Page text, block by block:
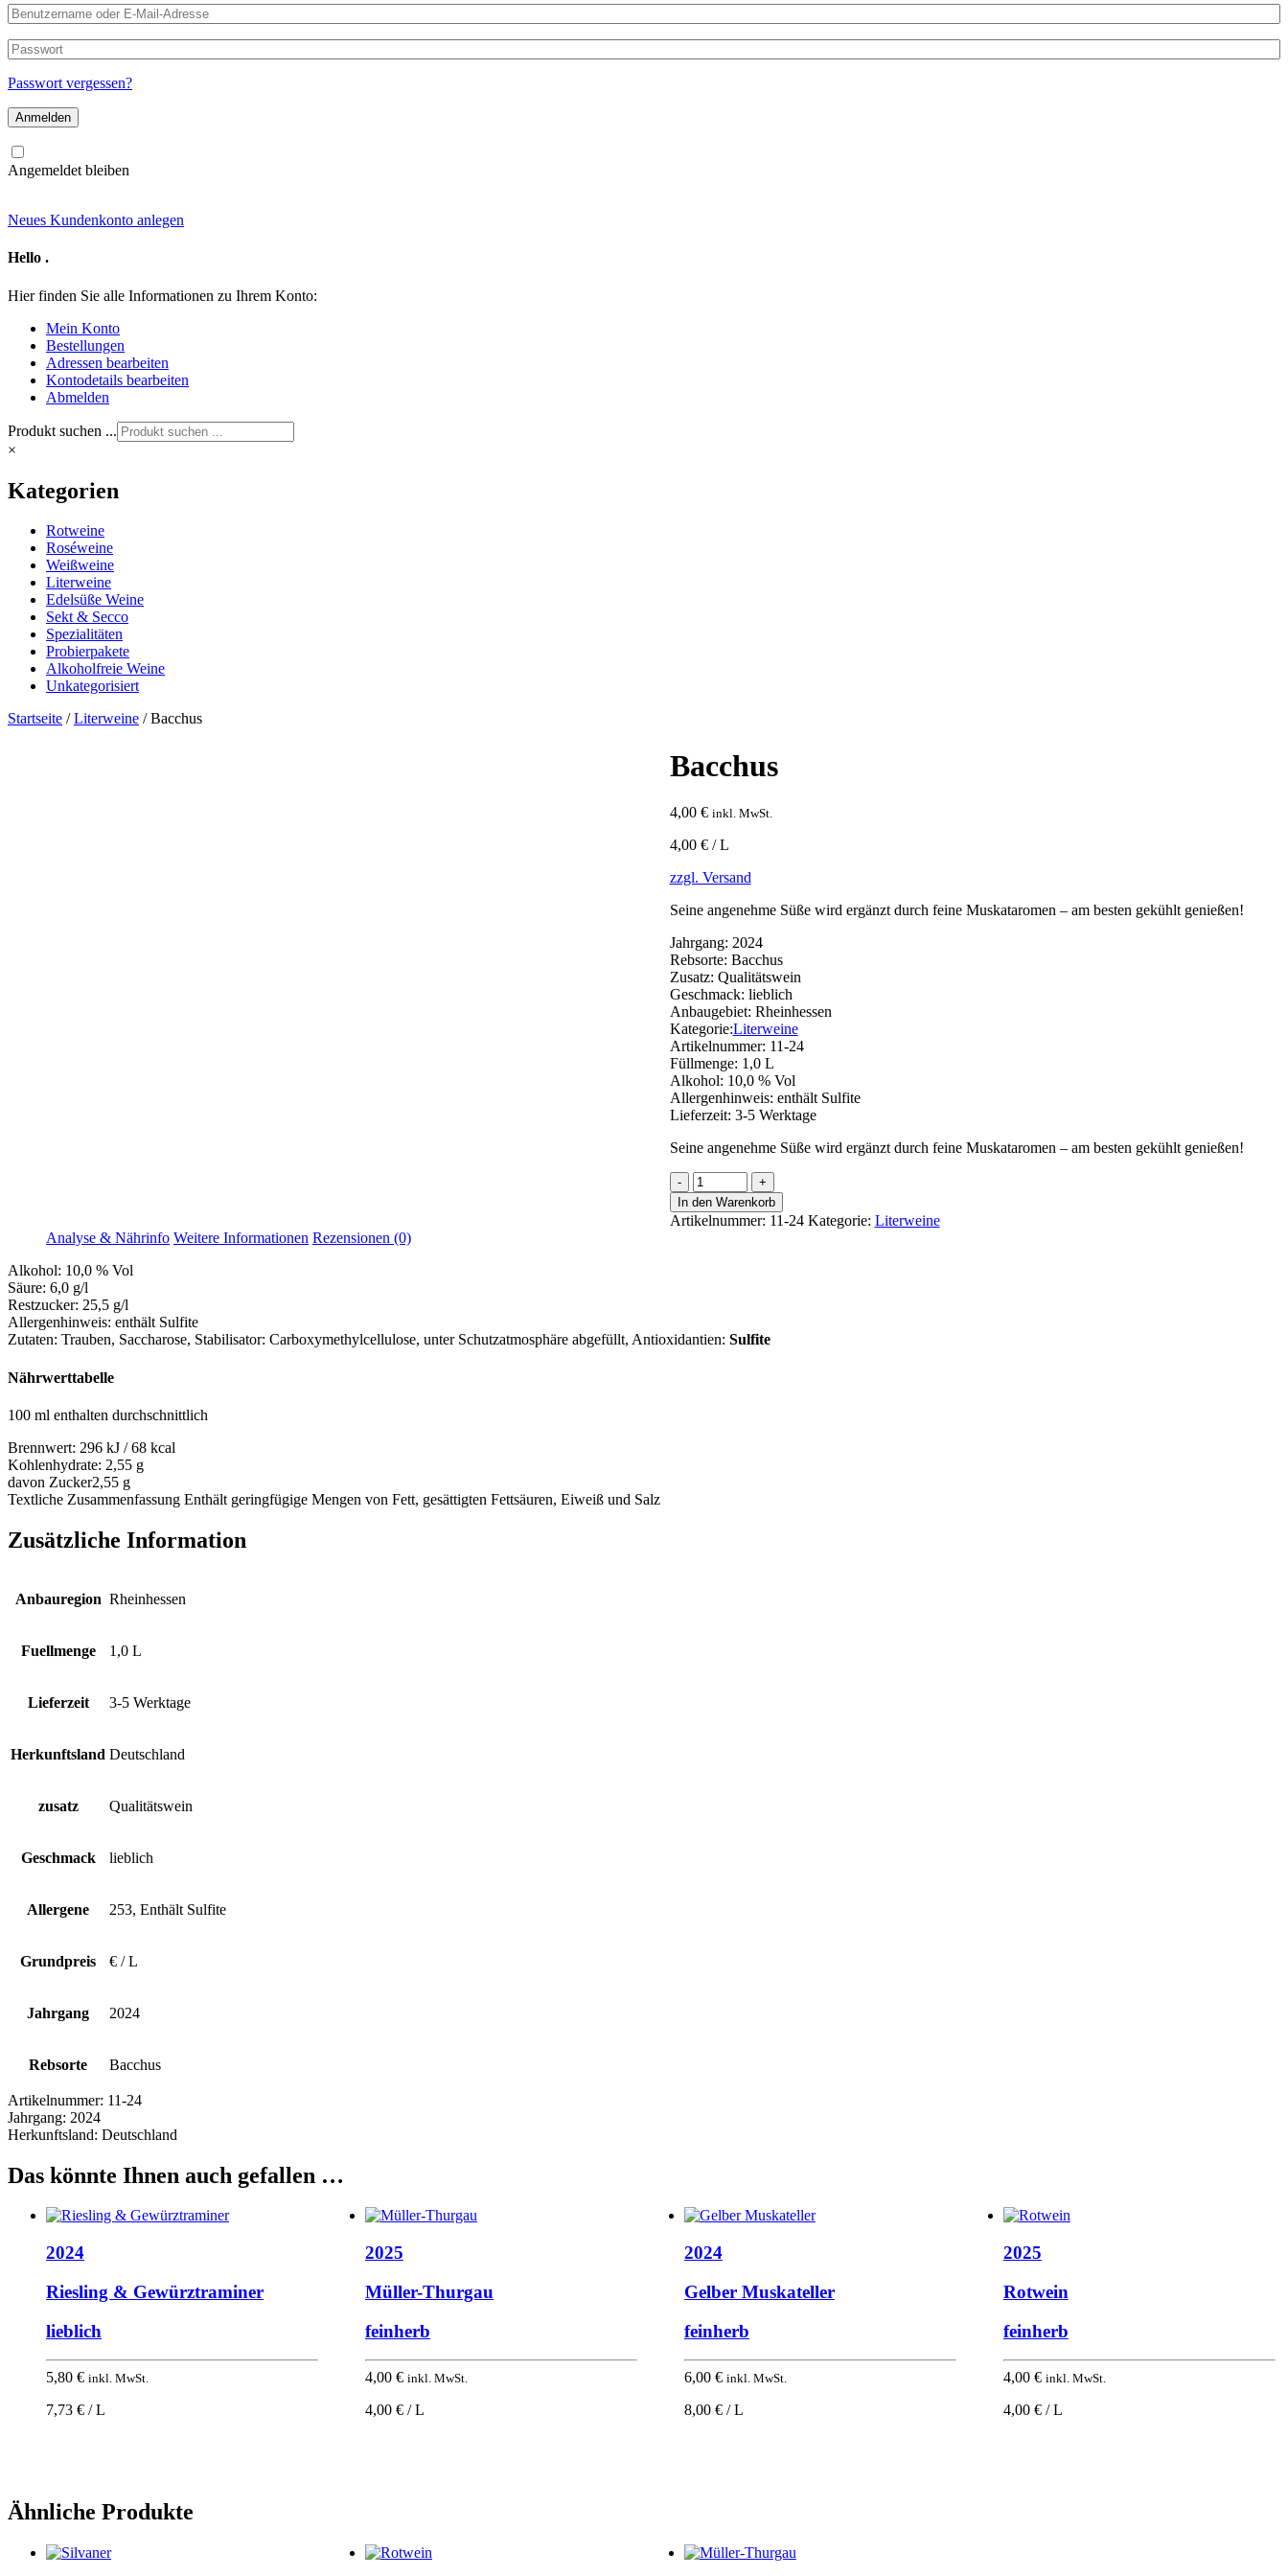
Benutzername
oder
E-
Mail-
Adresse
Passwort
Passwort vergessen?
Angemeldet bleiben
Neues Kundenkonto anlegen
Hello .
Hier finden Sie alle Informationen zu Ihrem Konto:
Mein Konto
Bestellungen
Adressen bearbeiten
Kontodetails bearbeiten
Abmelden
Produkt suchen ...
×
Kategorien
Rotweine
Roséweine
Weißweine
Literweine
Edelsüße Weine
Sekt & Secco
Spezialitäten
Probierpakete
Alkoholfreie Weine
Unkategorisiert
Startseite /Literweine / Bacchus
Bacchus
4,00 € inkl. MwSt.
4,00 € / L
zzgl. Versand
Seine angenehme Süße wird ergänzt durch feine Muskataromen – am besten gekühlt genießen!
Jahrgang: 2024
Rebsorte: Bacchus
Zusatz: Qualitätswein
Geschmack: lieblich
Anbaugebiet: Rheinhessen
Kategorie:Literweine
Artikelnummer: 11-24
Füllmenge: 1,0 L
Alkohol: 10,0 % Vol
Allergenhinweis: enthält Sulfite
Lieferzeit: 3-5 Werktage
Seine angenehme Süße wird ergänzt durch feine Muskataromen – am besten gekühlt genießen!
Bacchus
Menge
In den Warenkorb
Artikelnummer: 11-24 Kategorie: Literweine
Analyse & Nährinfo Weitere Informationen Rezensionen (0)
Alkohol: 10,0 % Vol
Säure: 6,0 g/l
Restzucker: 25,5 g/l
Allergenhinweis: enthält Sulfite
Zutaten: Trauben, Saccharose, Stabilisator: Carboxymethylcellulose, unter Schutzatmosphäre abgefüllt, Antioxidantien: Sulfite
Nährwerttabelle
100 ml enthalten durchschnittlich
Brennwert: 296 kJ / 68 kcal
Kohlenhydrate: 2,55 g
davon Zucker2,55 g
Textliche Zusammenfassung Enthält geringfügige Mengen von Fett, gesättigten Fettsäuren, Eiweiß und Salz
Zusätzliche Information
Anbauregion Rheinhessen
Fuellmenge 1,0 L
Lieferzeit 3-5 Werktage
Herkunftsland Deutschland
zusatz Qualitätswein
Geschmack lieblich
Allergene 253, Enthält Sulfite
Grundpreis € / L
Jahrgang 2024
Rebsorte Bacchus
Artikelnummer: 11-24
Jahrgang: 2024
Herkunftsland: Deutschland
Das könnte Ihnen auch gefallen …
2024
Riesling & Gewürztraminer
lieblich
5,80 € inkl. MwSt.
7,73 € / L
2025
Müller-Thurgau
feinherb
4,00 € inkl. MwSt.
4,00 € / L
2024
Gelber Muskateller
feinherb
6,00 € inkl. MwSt.
8,00 € / L
2025
Rotwein
feinherb
4,00 € inkl. MwSt.
4,00 € / L
Ähnliche Produkte